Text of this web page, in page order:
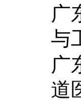
广
与
广
道